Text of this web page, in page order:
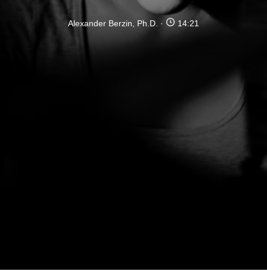
Alexander Berzin, Ph.D. 14:21